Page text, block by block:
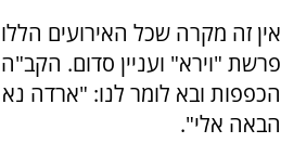
אין זה מקרה שכל האירועים
פרשת "וירא" ועניין סדום.
הכפפות ובא לומר לנו: "ארדה
הבאה אלי".